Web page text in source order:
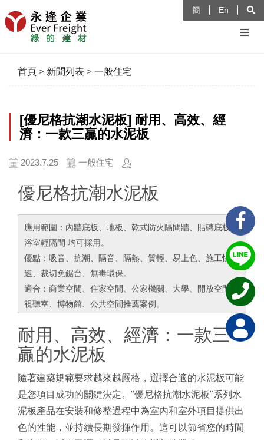
簡 En
首頁 > 新聞列表 > 一般住宅
[優尼格抗潮水泥板] 耐用、高效、經
濟：一款三贏的水泥板
2023.7.25 一般住宅
優尼格抗潮水泥板
應用範圍：內牆底板、地板、乾式防火隔間牆、貼磚底板、
浴室輕隔間 均可採用。
優點：吸音、抗潮、隔音、隔熱、質輕、易上色、施工快
速、裁切免鋸台、無毒環保。
適合：商業空間、住家空間、公家機關、大學、開放空間、
視聽室、博物館、公共空間推薦案例。
耐用、高效、經濟：一款三
贏的水泥板
隨著建築規範要求越來越嚴格，選擇合適的水泥板可能
是您項目成功的關鍵決定。"優尼格抗潮水泥板"系列水
泥板產品在安裝和修整過程中為室內和室外項目提供出
色的性能，並持續長期發揮作用。這可以節省您的時間